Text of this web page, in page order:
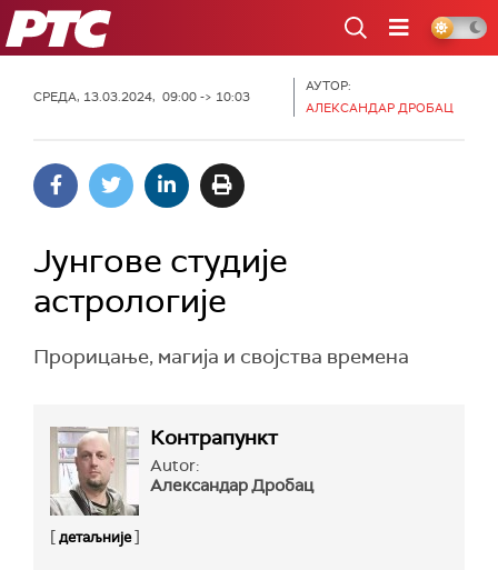
РТС
СРЕДА, 13.03.2024, 09:00 -> 10:03
АУТОР:
АЛЕКСАНДАР ДРОБАЦ
Јунгове студије
астрологије
Прорицање, магија и својства времена
Контрапункт
Autor:
Александар Дробац
[детаљније]